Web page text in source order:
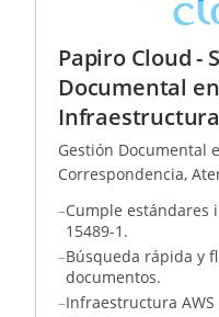
Papiro Cloud -
Documental
Infraestructura
Gestión Documental
Correspondencia,
–Cumple estándares
15489-1.
–Búsqueda rápida y
documentos.
–Infraestructura